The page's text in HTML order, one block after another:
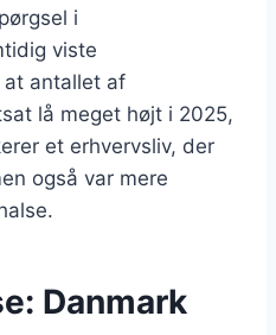
i
viste
antallet af
lå meget højt i 2025,
et erhvervsliv, der
også var mere
Danmark